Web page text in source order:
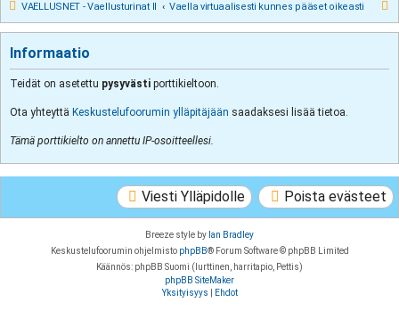
VAELLUSNET - Vaellusturinat II Vaella virtuaalisesti kunnes pääset oikeasti
Informaatio
Teidät on asetettu pysyvästi porttikieltoon.
Ota yhteyttä Keskustelufoorumin ylläpitäjään saadaksesi lisää tietoa.
Tämä porttikielto on annettu IP-osoitteellesi.
Poista evästeet
Viesti Ylläpidolle
Breeze style by Ian Bradley
Keskustelufoorumin ohjelmisto phpBB® Forum Software © phpBB Limited
Käännös: phpBB Suomi (lurttinen, harritapio, Pettis)
phpBB SiteMaker
Yksityisyys
Ehdot